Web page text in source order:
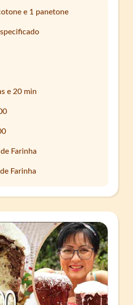
e 1 panetone
e 20 min
Farinha
Farinha